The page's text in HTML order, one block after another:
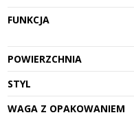
FUNKCJA
POWIERZCHNIA
STYL
WAGA Z OPAKOWANIEM